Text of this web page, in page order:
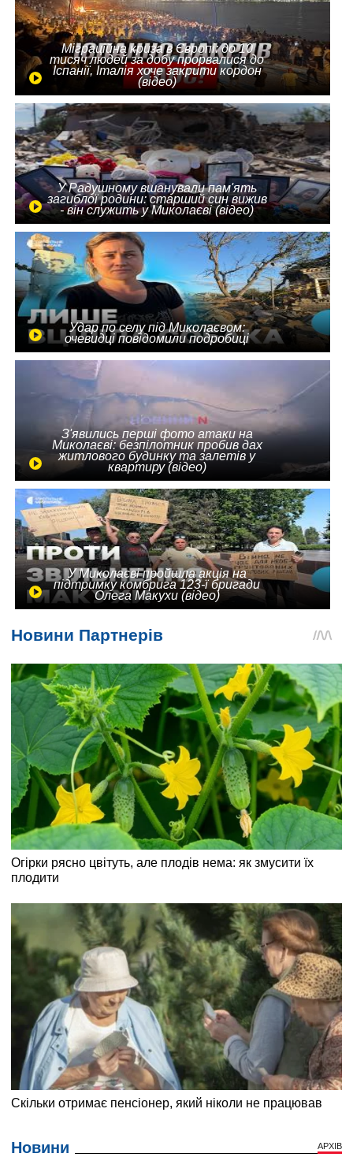
Міграційна криза в Європі: до 10
тисяч людей за добу прорвалися до
Іспанії, Італія хоче закрити кордон
(відео)
У Радушному вшанували пам'ять
загиблої родини: старший син вижив
- він служить у Миколаєві (відео)
Удар по селу під Миколаєвом:
очевидці повідомили подробиці
З'явились перші фото атаки на
Миколаєві: безпілотник пробив дах
житлового будинку та залетів у
квартиру (відео)
У Миколаєві пройшла акція на
підтримку комбрига 123-ї бригади
Олега Макухи (відео)
Новини АРХІВ